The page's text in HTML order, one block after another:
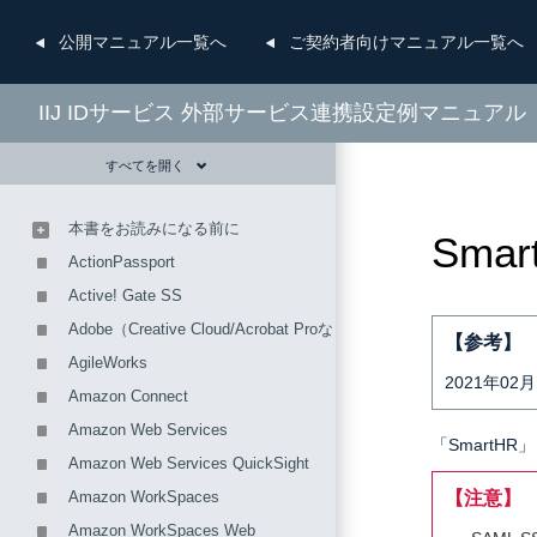
公開マニュアル一覧へ ご契約者向けマニュアル一覧へ
IIJ IDサービス 外部サービス連携設定例マニュアル
【参考】
2021年02
「SmartHR
【注意】
すべてを開く
本書をお読みになる前に
ActionPassport
Active! Gate SS
Adobe（Creative Cloud/Acrobat Proなど）
AgileWorks
Amazon Connect
Amazon Web Services
Amazon Web Services QuickSight
Amazon WorkSpaces
Amazon WorkSpaces Web